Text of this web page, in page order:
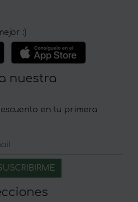
:)
nuestra
en tu primera